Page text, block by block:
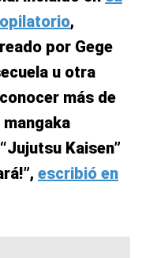
,
por Gege
u otra
más de
Kaisen”
”, escribió en